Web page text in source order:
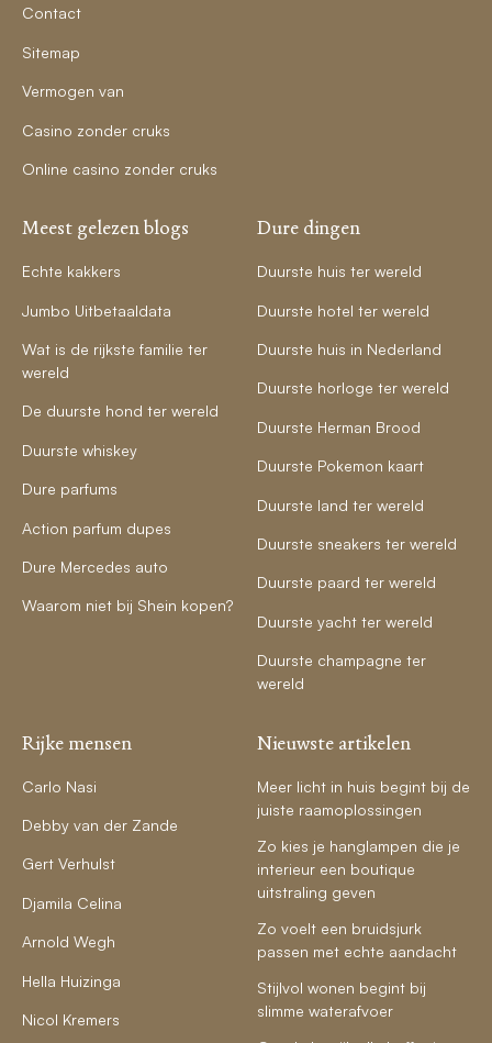
Contact
Sitemap
Vermogen van
Casino zonder cruks
Online casino zonder cruks
Meest gelezen blogs
Echte kakkers
Jumbo Uitbetaaldata
Wat is de rijkste familie ter
wereld
De duurste hond ter wereld
Duurste whiskey
Dure parfums
Action parfum dupes
Dure Mercedes auto
Waarom niet bij Shein kopen?
Dure dingen
Duurste huis ter wereld
Duurste hotel ter wereld
Duurste huis in Nederland
Duurste horloge ter wereld
Duurste Herman Brood
Duurste Pokemon kaart
Duurste land ter wereld
Duurste sneakers ter wereld
Duurste paard ter wereld
Duurste yacht ter wereld
Duurste champagne ter
wereld
Rijke mensen
Carlo Nasi
Debby van der Zande
Gert Verhulst
Djamila Celina
Arnold Wegh
Hella Huizinga
Nicol Kremers
Nieuwste artikelen
Meer licht in huis begint bij de
juiste raamoplossingen
Zo kies je hanglampen die je
interieur een boutique
uitstraling geven
Zo voelt een bruidsjurk
passen met echte aandacht
Stijlvol wonen begint bij
slimme waterafvoer